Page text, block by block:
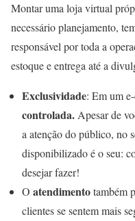
Montar uma loja virtual
necessário planejamento,
responsável por toda a
estoque e entrega até a
Exclusividade: Em um
controlada. Apesar de
a atenção do público, no
disponibilizado é o seu:
desejar fazer!
O atendimentotambém
clientes se sentem mais